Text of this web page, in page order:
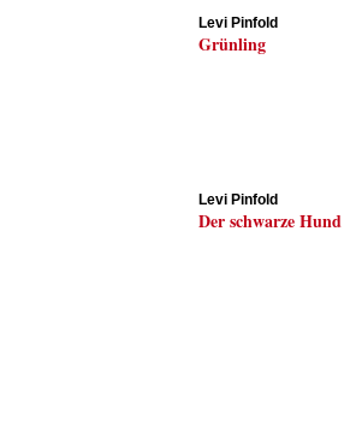
Levi Pinfold
Grünling
Levi Pinfold
Der schwarze Hund